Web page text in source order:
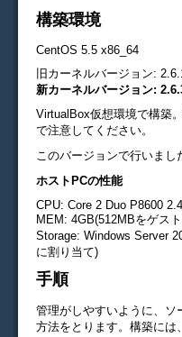
構築環境
CentOS 5.5 x86_64
旧カーネルバージョン:
新カーネルバージョン:
VirtualBox仮想環境で構築
で注意してください。
このバージョンで行いま
ホストPCの性能
CPU: Core 2 Duo P8600
MEM: 4GB(512MBをゲス
Storage: Windows Server
に割り当て)
手順
管理がしやすいように、ソ
方法をとります。構築には